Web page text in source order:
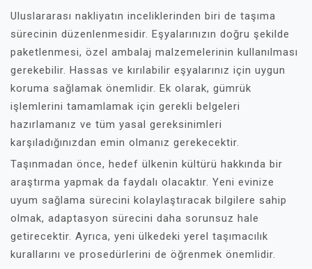
Uluslararası nakliyatın inceliklerinden biri de taşıma
sürecinin düzenlenmesidir. Eşyalarınızın doğru şekilde
paketlenmesi, özel ambalaj malzemelerinin kullanılması
gerekebilir. Hassas ve kırılabilir eşyalarınız için uygun
koruma sağlamak önemlidir. Ek olarak, gümrük
işlemlerini tamamlamak için gerekli belgeleri
hazırlamanız ve tüm yasal gereksinimleri
karşıladığınızdan emin olmanız gerekecektir.
Taşınmadan önce, hedef ülkenin kültürü hakkında bir
araştırma yapmak da faydalı olacaktır. Yeni evinize
uyum sağlama sürecini kolaylaştıracak bilgilere sahip
olmak, adaptasyon sürecini daha sorunsuz hale
getirecektir. Ayrıca, yeni ülkedeki yerel taşımacılık
kurallarını ve prosedürlerini de öğrenmek önemlidir.